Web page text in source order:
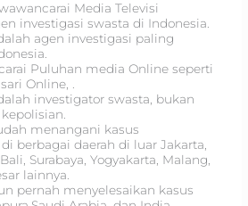
Media Televisi
investigasi swasta di Indonesia.
agen investigasi paling
Puluhan media Online seperti
Online, .
investigator swasta, bukan
menangani kasus
berbagai daerah di luar Jakarta,
Surabaya, Yogyakarta, Malang,
lainnya.
pernah menyelesaikan kasus